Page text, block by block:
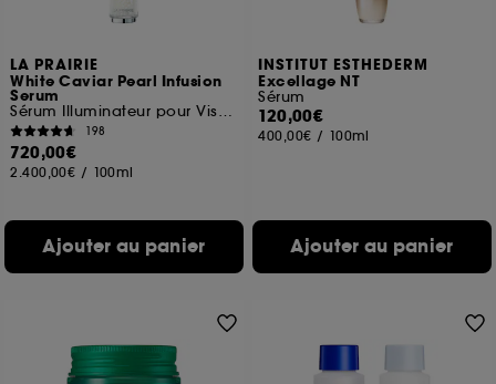
LA PRAIRIE
White Caviar Pearl Infusion
Serum
Sérum Illuminateur pour Visage
198
720,00€
2.400,00€ / 100ml
Ajouter au panier
INSTITUT ESTHEDERM
Excellage NT
Sérum
120,00€
400,00€ / 100ml
Ajouter au panier